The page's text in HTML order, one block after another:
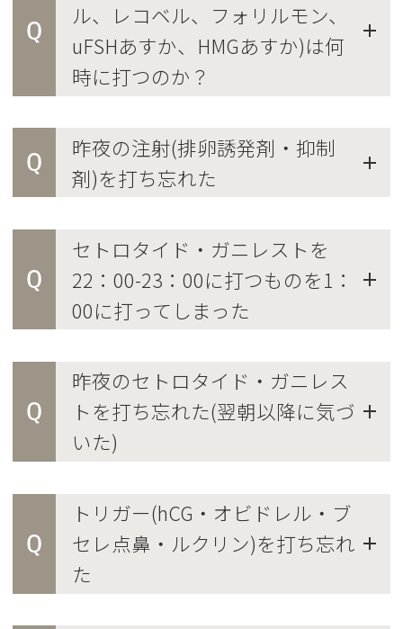
Q
ル、レコベル、フォリルモン、
uFSHあすか、HMGあすか)は何
時に打つのか？
Q
昨夜の注射(排卵誘発剤・抑制
剤)を打ち忘れた
Q
セトロタイド・ガニレストを
22：00-23：00に打つものを1：
00に打ってしまった
Q
昨夜のセトロタイド・ガニレス
トを打ち忘れた(翌朝以降に気づ
いた)
Q
トリガー(hCG・オビドレル・ブ
セレ点鼻・ルクリン)を打ち忘れ
た